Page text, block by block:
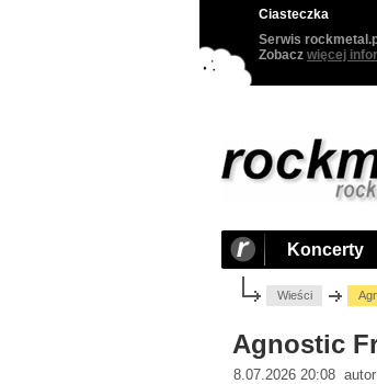
Ciasteczka
Serwis
Zobacz więcej
Koncerty
Wieści
Agnostic
8.07.2026 20:08